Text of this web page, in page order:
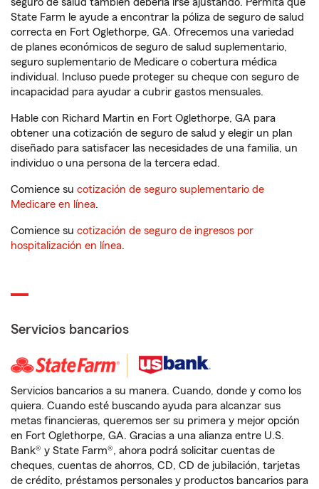
seguro de salud también debería irse ajustando. Permita que
State Farm le ayude a encontrar la póliza de seguro de salud
correcta en Fort Oglethorpe, GA. Ofrecemos una variedad
de planes económicos de seguro de salud suplementario,
seguro suplementario de Medicare o cobertura médica
individual. Incluso puede proteger su cheque con seguro de
incapacidad para ayudar a cubrir gastos mensuales.
Hable con Richard Martin en Fort Oglethorpe, GA para
obtener una cotización de seguro de salud y elegir un plan
diseñado para satisfacer las necesidades de una familia, un
individuo o una persona de la tercera edad.
Comience su cotización de seguro suplementario de
Medicare en línea.
Comience su cotización de seguro de ingresos por
hospitalización en línea.
Servicios bancarios
Servicios bancarios a su manera. Cuando, donde y como los
quiera. Cuando esté buscando ayuda para alcanzar sus
metas financieras, queremos ser su primera y mejor opción
en Fort Oglethorpe, GA. Gracias a una alianza entre U.S.
Bank® y State Farm®, ahora podrá solicitar cuentas de
cheques, cuentas de ahorros, CD, CD de jubilación, tarjetas
de crédito, préstamos personales y productos bancarios para